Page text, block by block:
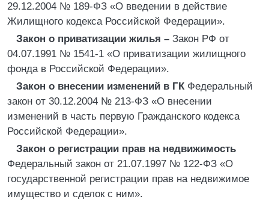
29.12.2004 № 189-ФЗ «О введении в действие
Жилищного кодекса Российской Федерации».
Закон о приватизации жилья – Закон РФ от
04.07.1991 № 1541-1 «О приватизации жилищного
фонда в Российской Федерации».
Закон о внесении изменений в ГКФедеральный
закон от 30.12.2004 № 213-ФЗ «О внесении
изменений в часть первую Гражданского кодекса
Российской Федерации».
Закон о регистрации прав на недвижимость
Федеральный закон от 21.07.1997 № 122-ФЗ «О
государственной регистрации прав на недвижимое
имущество и сделок с ним».